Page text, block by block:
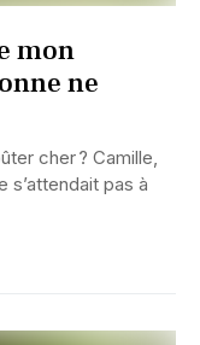
mon
ne
cher ? Camille,
s’attendait pas à